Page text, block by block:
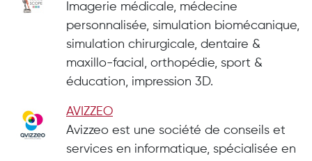
Imagerie médicale, médecine
personnalisée, simulation biomécanique,
simulation chirurgicale, dentaire &
maxillo-facial, orthopédie, sport &
éducation, impression 3D.
AVIZZEO
Avizzeo est une société de conseils et
services en informatique, spécialisée en